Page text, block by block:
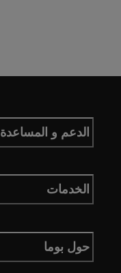
الدعم و المساعدة
الخدمات
حول بوما